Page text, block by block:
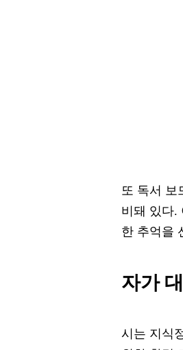
또 독서 보
비돼 있다.
한 추억을
자가
시는 지식